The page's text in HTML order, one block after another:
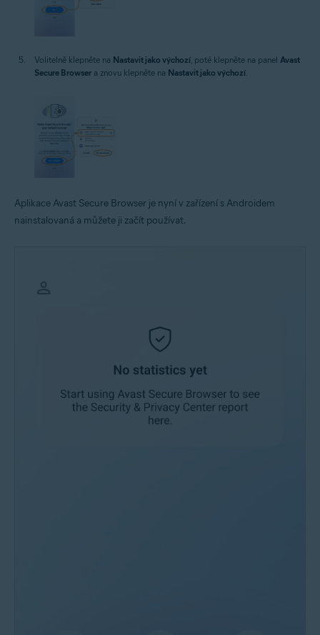
Volitelně klepněte na Nastavit jako výchozí , poté klepněte na panel Avast
Secure Browser a znovu klepněte na Nastavit jako výchozí
Aplikace Avast Secure Browser je nyní v zařízení s Androidem
nainstalovaná a můžete ji začít používat.